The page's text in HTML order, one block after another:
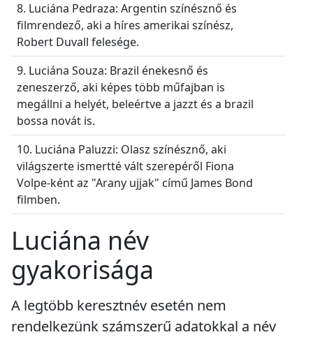
8. Luciána Pedraza: Argentin színésznő és
filmrendező, aki a híres amerikai színész,
Robert Duvall felesége.
9. Luciána Souza: Brazil énekesnő és
zeneszerző, aki képes több műfajban is
megállni a helyét, beleértve a jazzt és a brazil
bossa novát is.
10. Luciána Paluzzi: Olasz színésznő, aki
világszerte ismertté vált szerepéről Fiona
Volpe-ként az "Arany ujjak" című James Bond
filmben.
Luciána név
gyakorisága
A legtöbb keresztnév esetén nem
rendelkezünk számszerű adatokkal a név